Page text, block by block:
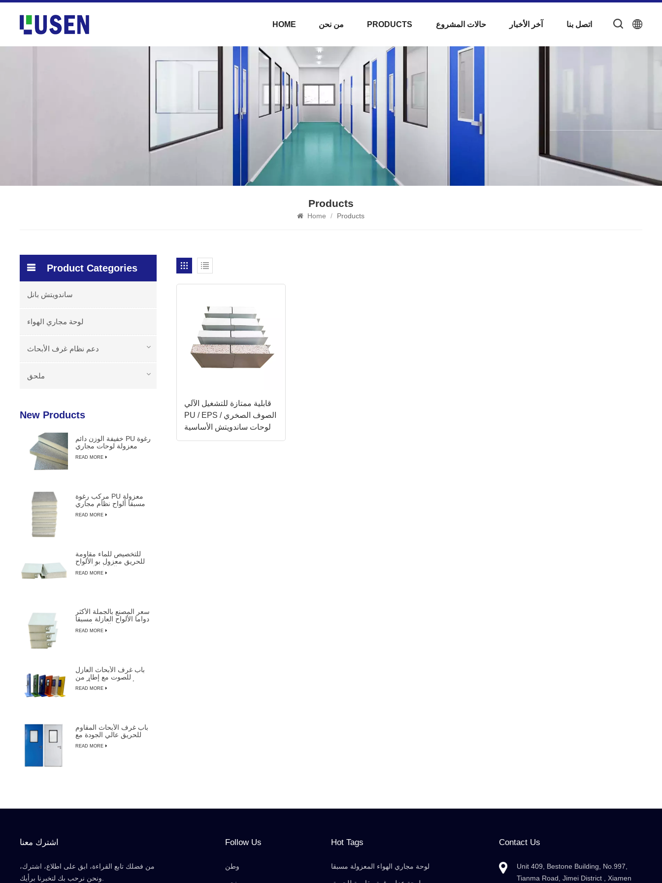
HOME من نحن PRODUCTS حالات المشروع آخر الأخبار اتصل بنا
Products
Home / Products
قابلية ممتازة للتشغيل الآلي
PU / EPS / الصوف الصخري
لوحات ساندويتش الأساسية
للمستودعات الصناعية
Product Categories
ساندويتش بانل
لوحة مجاري الهواء
دعم نظام غرف الأبحاث
ملحق
New Products
خفيفة الوزن دائم PU رغوة
معزولة لوحات مجاري
الهواء
READ MORE
مركب رغوة PU معزولة
مسبقا ألواح نظام مجاري
READ MORE
للتخصيص للماء مقاومة
للحريق معزول بو الألواح
العازلة المركبة
READ MORE
سعر المصنع بالجملة الأكثر
دواما الألواح العازلة مسبقا
READ MORE
باب غرف الأبحاث العازل
للصوت مع إطار من
الألومنيوم لتصنيع أشباه
الموصلات
READ MORE
باب غرف الأبحاث المقاوم
للحريق عالي الجودة مع
READ MORE
اشترك معنا
من فضلك تابع القراءة، ابق على اطلاع، اشترك،
ونحن نرحب بك لتخبرنا برأيك.
Follow Us
وطن
Hot Tags
لوحة مجاري الهواء المعزولة مسبقا
Contact Us
Unit 409, Bestone Building, No.997,
Tianma Road, Jimei District , Xiamen